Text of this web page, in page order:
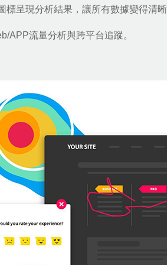
標呈現分析結果，讓所有數據變得清
APP流量分析與跨平台追蹤。